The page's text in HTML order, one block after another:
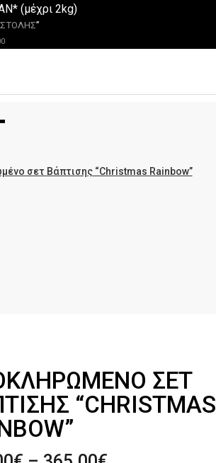
(μέχρι 2kg)
”
σετ Βάπτισης “Christmas Rainbow”
ΣΕΤ
“CHRISTMAS